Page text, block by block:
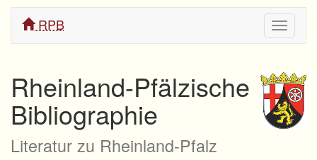
ein/
RPB
Rheinland-Pfälzische
Bibliographie
Literatur zu Rheinland-Pfalz